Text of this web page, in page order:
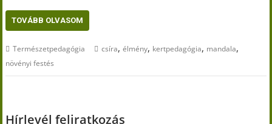
TOVÁBB OLVASOM
Természetpedagógia csíra,élmény, kertpedagógia, mandala,
növényi festés
Hírlevél feliratkozás